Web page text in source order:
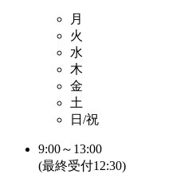
月
火
水
木
金
土
日/祝
9:00～13:00
(最終受付12:30)